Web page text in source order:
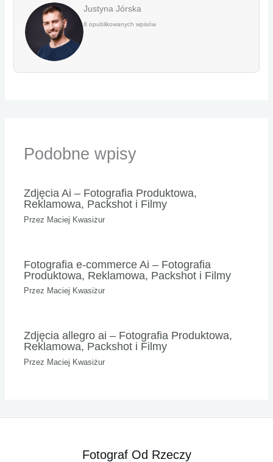
Justyna Jórska
8 opublikowanych wpisów
Podobne wpisy
Zdjęcia Ai – Fotografia Produktowa,
Reklamowa, Packshot i Filmy
Przez Maciej Kwasiżur
Fotografia e-commerce Ai – Fotografia
Produktowa, Reklamowa, Packshot i Filmy
Przez Maciej Kwasiżur
Zdjęcia allegro ai – Fotografia Produktowa,
Reklamowa, Packshot i Filmy
Przez Maciej Kwasiżur
Fotograf Od Rzeczy